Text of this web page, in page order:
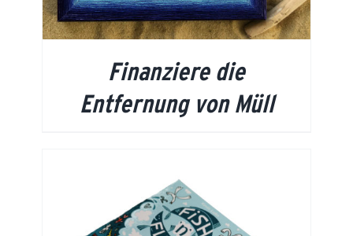
Finanziere die
Entfernung von Müll